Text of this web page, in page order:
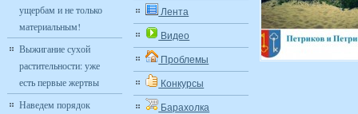
ущербам и не только
материальным!
Выжигание сухой
растительности: уже
есть первые жертвы
Наведем порядок
Лента
Видео
Проблемы
Конкурсы
Барахолка